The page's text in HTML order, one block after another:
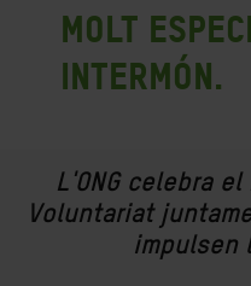
molt
Intermón.
L'ONG celebra
Voluntariat
impulsen